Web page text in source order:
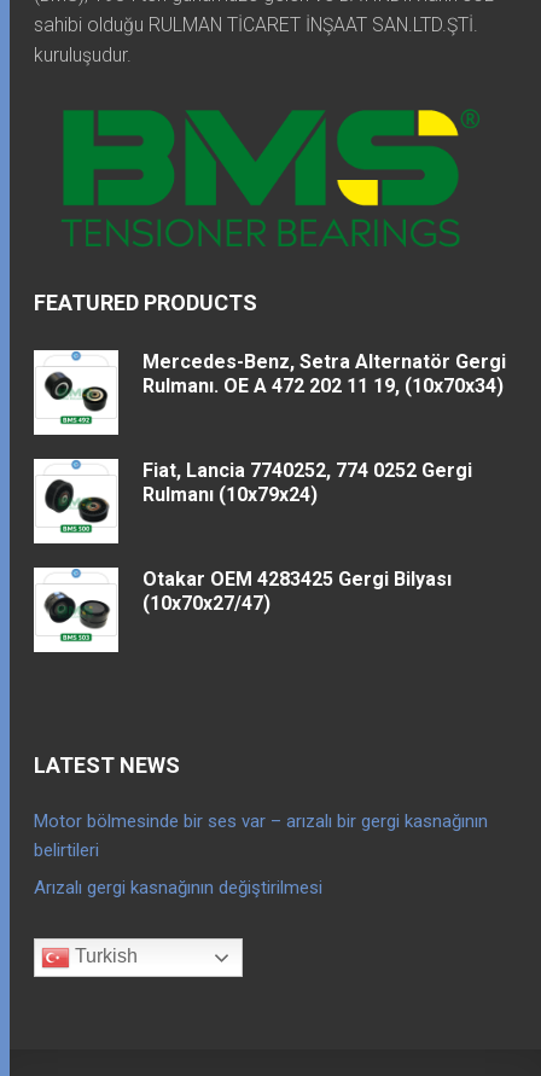
sahibi olduğu RULMAN TİCARET İNŞAAT SAN.LTD.ŞTİ.
kuruluşudur.
FEATURED PRODUCTS
Mercedes-Benz, Setra Alternatör Gergi
Rulmanı. OE A 472 202 11 19, (10x70x34)
Fiat, Lancia 7740252, 774 0252 Gergi
Rulmanı (10x79x24)
Otakar OEM 4283425 Gergi Bilyası
(10x70x27/47)
LATEST NEWS
Motor bölmesinde bir ses var – arızalı bir gergi kasnağının
belirtileri
Arızalı gergi kasnağının değiştirilmesi
Turkish